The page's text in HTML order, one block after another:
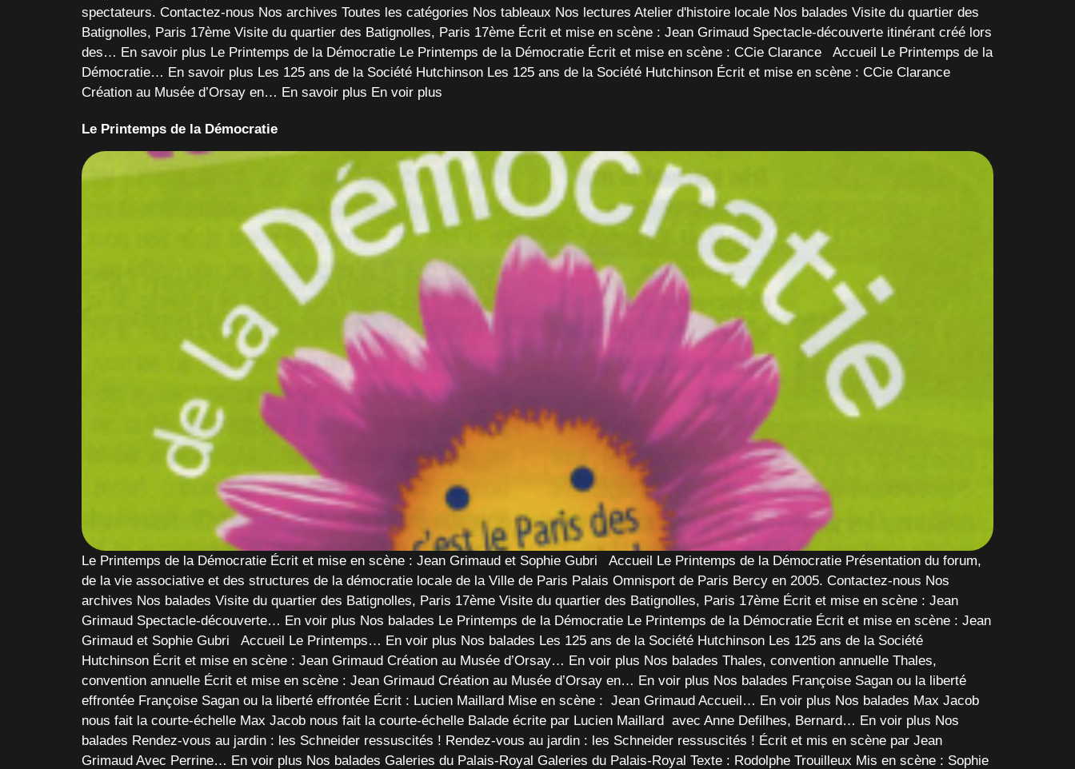
spectateurs. Contactez-nous Nos archives Toutes les catégories Nos tableaux Nos lectures Atelier d'histoire locale Nos balades Visite du quartier des
Batignolles, Paris 17ème Visite du quartier des Batignolles, Paris 17ème Écrit et mise en scène : Jean Grimaud Spectacle-découverte itinérant créé lors
des… En savoir plus Le Printemps de la Démocratie Le Printemps de la Démocratie Écrit et mise en scène : CCie Clarance Accueil Le Printemps de la
Démocratie… En savoir plus Les 125 ans de la Société Hutchinson Les 125 ans de la Société Hutchinson Écrit et mise en scène : CCie Clarance
Création au Musée d’Orsay en… En savoir plus En voir plus
Le Printemps de la Démocratie
Le Printemps de la Démocratie Écrit et mise en scène : Jean Grimaud et Sophie Gubri Accueil Le Printemps de la Démocratie Présentation du forum,
de la vie associative et des structures de la démocratie locale de la Ville de Paris Palais Omnisport de Paris Bercy en 2005. Contactez-nous Nos
archives Nos balades Visite du quartier des Batignolles, Paris 17ème Visite du quartier des Batignolles, Paris 17ème Écrit et mise en scène : Jean
Grimaud Spectacle-découverte… En voir plus Nos balades Le Printemps de la Démocratie Le Printemps de la Démocratie Écrit et mise en scène : Jean
Grimaud et Sophie Gubri Accueil Le Printemps… En voir plus Nos balades Les 125 ans de la Société Hutchinson Les 125 ans de la Société
Hutchinson Écrit et mise en scène : Jean Grimaud Création au Musée d’Orsay… En voir plus Nos balades Thales, convention annuelle Thales,
convention annuelle Écrit et mise en scène : Jean Grimaud Création au Musée d’Orsay en… En voir plus Nos balades Françoise Sagan ou la liberté
effrontée Françoise Sagan ou la liberté effrontée Écrit : Lucien Maillard Mise en scène : Jean Grimaud Accueil… En voir plus Nos balades Max Jacob
nous fait la courte-échelle Max Jacob nous fait la courte-échelle Balade écrite par Lucien Maillard avec Anne Defilhes, Bernard… En voir plus Nos
balades Rendez-vous au jardin : les Schneider ressuscités ! Rendez-vous au jardin : les Schneider ressuscités ! Écrit et mis en scène par Jean
Grimaud Avec Perrine… En voir plus Nos balades Galeries du Palais-Royal Galeries du Palais-Royal Texte : Rodolphe Trouilleux Mis en scène : Sophie